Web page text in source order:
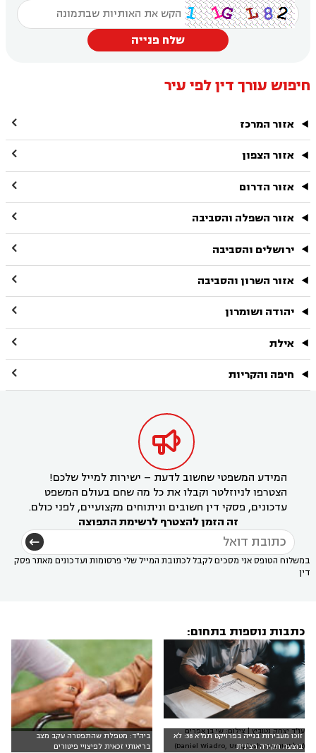
שלח פנייה
חיפוש עורך דין לפי עיר
אזור המרכז 
אזור הצפון 
אזור הדרום 
אזור השפלה והסביבה 
ירושלים והסביבה 
אזור השרון והסביבה 
יהודה ושומרון 
אילת 
חיפה והקריות 

המידע המשפטי שחשוב לדעת – ישירות למייל שלכם!
הצטרפו לניוזלטר וקבלו את כל מה שחם בעולם המשפט
עדכונים, פסקי דין חשובים וניתוחים מקצועיים, לפני כולם.
זה הזמן להצטרף לרשימת התפוצה
במשלוח הטופס אני מסכים לקבל לכתובת המייל שלי פרסומות ועדכונים מאתר פסק
דין
כתבות נוספות בתחום:
זוכו מעבירות בנייה בפרויקט תמ"א 38: לא
בוצעה חקירה רצינית
עו"ד יצחק נטוביץ | צילום: שי בן אפרים
(אילוסטרציה: Daniel Wiadro, Unsplash)
ביה"ד: מטפלת שהתפטרה עקב מצב
בריאותי זכאית לפיצויי פיטורים